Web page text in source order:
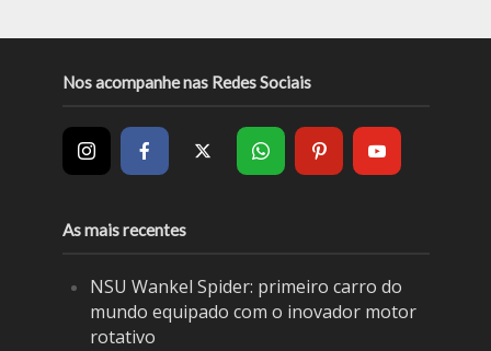
Nos acompanhe nas Redes Sociais
As mais recentes
NSU Wankel Spider: primeiro carro do
mundo equipado com o inovador motor
rotativo